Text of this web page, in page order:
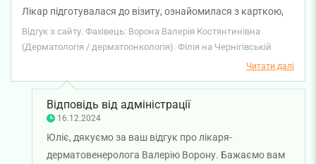
Лікар підготувалася до візиту, ознайомилася з карткою,
попередньою схемою лікування і тому візит пройшов дуже
добре. Тепер будемо лікуватися і чекати на позитивний
Відгук з сайту. Фахівець: Ворона Валерія Костянтинівна
(Дерматологія / дерматоонкологія). Філія на Чернігівській
Читати далі
Відповідь від адміністрації
16.12.2024
Юліє, дякуємо за ваш відгук про лікаря-
дерматовенеролога Валерію Ворону. Бажаємо вам